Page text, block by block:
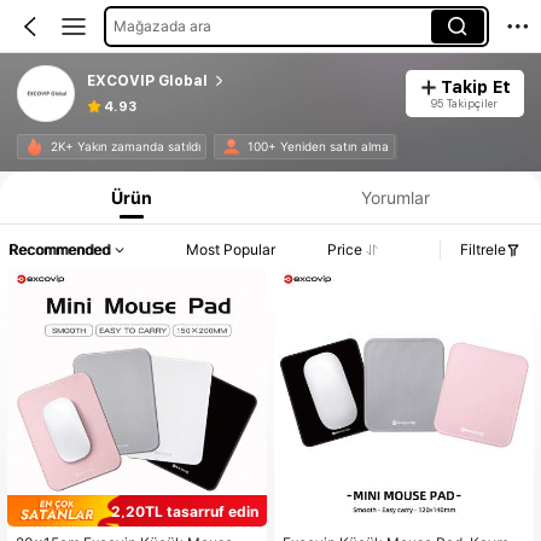
Mağazada ara
EXCOVIP Global
4.93
Takip Et
95 Takipçiler
2K+ Yakın zamanda satıldı 100+ Yeniden satın alma
Ürün Yorumlar
Recommended Most Popular Price Filtrele
2,20TL tasarruf edin